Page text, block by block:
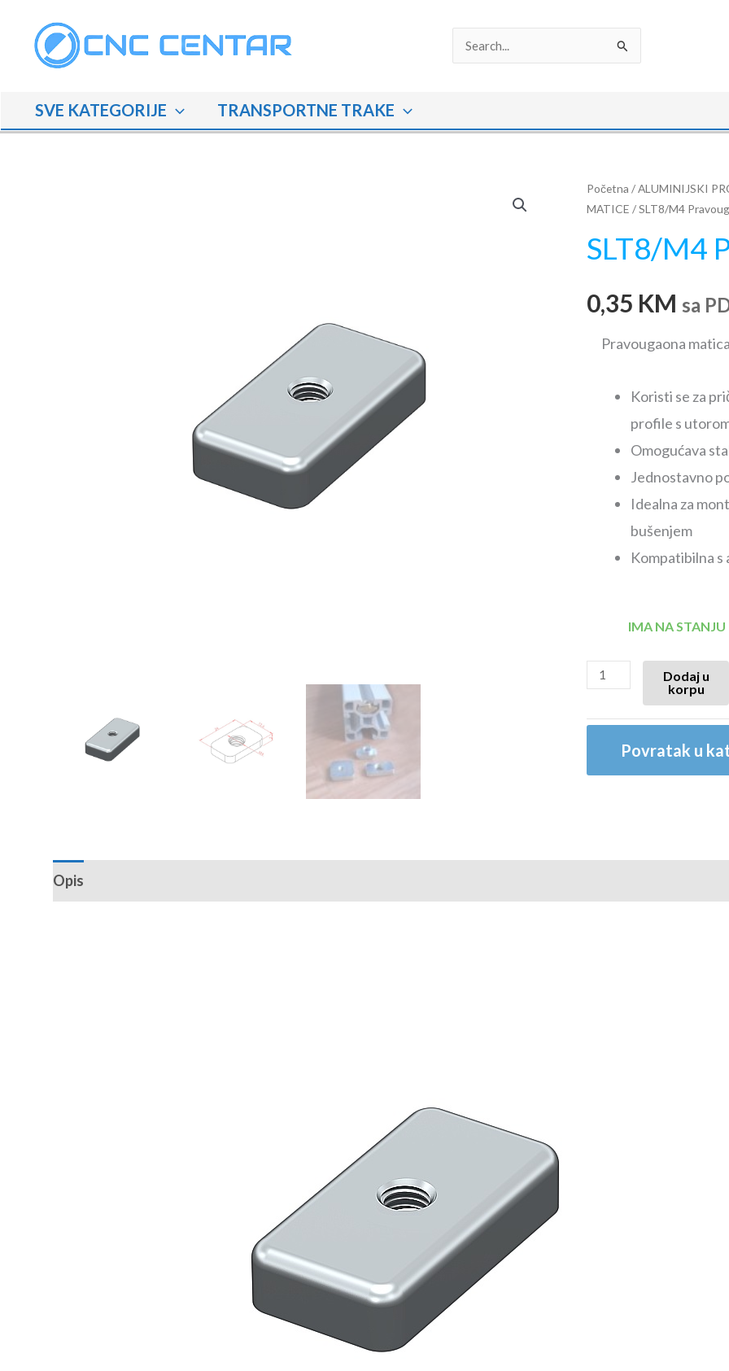
content
Search
SVE KATEGORIJE TRANSPORTNE TRAKE
Početna /ALUMINIJSKI
MATICE / SLT8/M4
SLT8/M4
0,35 KM sa
Pravougaona
Koristi se za
profile s
Omogućava
Jednostavno
Idealna za
bušenjem
Kompatibilna s
IMA NA STANJU
SLT8/M4
Pravougaona
količina
Dodaj u
korpu
Povratak u
Opis